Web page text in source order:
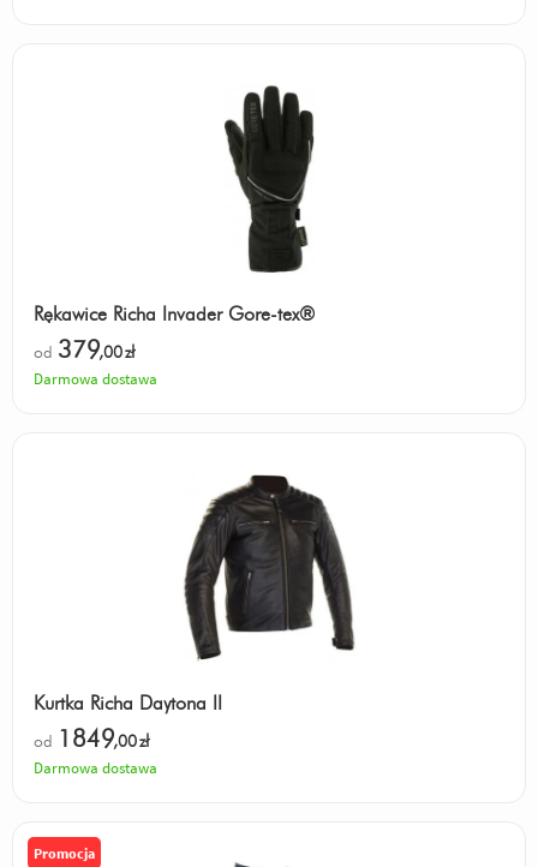
Rękawice Richa Invader Gore-tex®
od 379,00zł
Darmowa dostawa
Kurtka Richa Daytona II
od 1849,00zł
Darmowa dostawa
Promocja